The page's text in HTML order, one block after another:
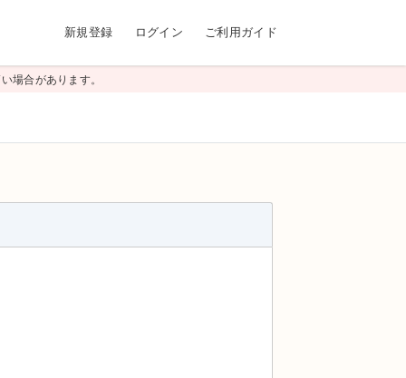
新規登録 ログイン ご利用ガイド
場合があります。